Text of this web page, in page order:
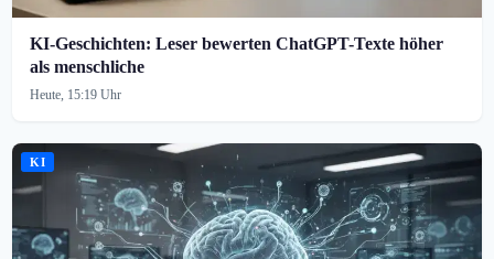
KI-Geschichten: Leser bewerten ChatGPT-Texte höher
als menschliche
Heute, 15:19 Uhr
KI